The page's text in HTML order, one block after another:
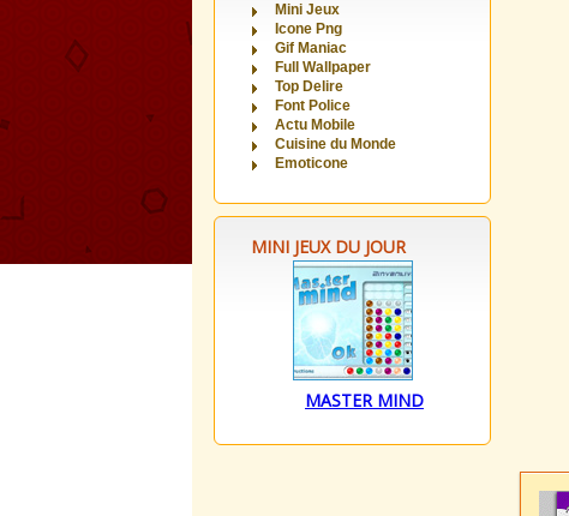
Mini Jeux
Icone Png
Gif Maniac
Full Wallpaper
Top Delire
Font Police
Actu Mobile
Cuisine du Monde
Emoticone
MINI JEUX DU JOUR
MASTER MIND